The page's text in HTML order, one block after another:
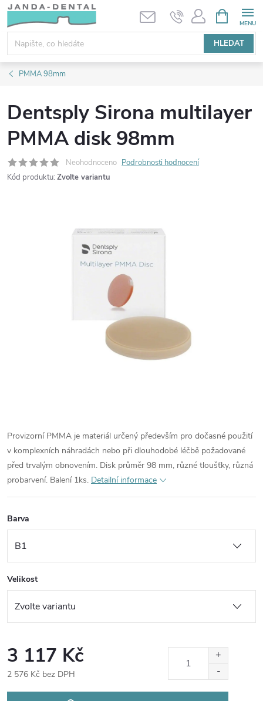
Přejít
obsah
HLEDAT
NÁKUPNÍ
KOŠÍK
PMMA 98mm
Dentsply Sirona multilayer
PMMA disk 98mm
Neohodnoceno Podrobnosti hodnocení
Kód produktu: Zvolte variantu
Provizorní PMMA je materiál určený především pro dočasné použití
v komplexních náhradách nebo při dlouhodobé léčbě požadované
před trvalým obnovením. Disk průměr 98 mm, různé tloušťky, různá
probarvení. Balení 1ks. Detailní informace
Barva
Velikost
3 117 Kč
2 576 Kč bez DPH